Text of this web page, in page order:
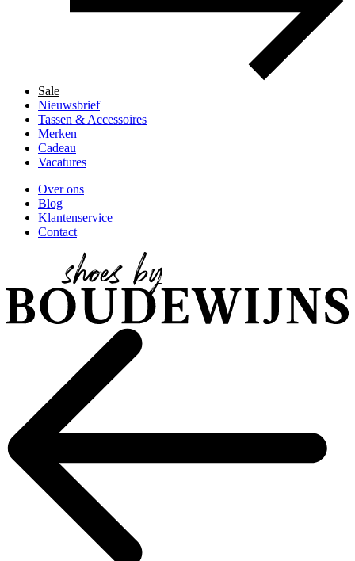
Sale
Nieuwsbrief
Tassen & Accessoires
Merken
Cadeau
Vacatures
Over ons
Blog
Klantenservice
Contact